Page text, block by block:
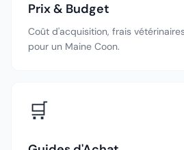
Prix & Budget
Coût d'acquisition, frais
pour un Maine Coon.
🛒